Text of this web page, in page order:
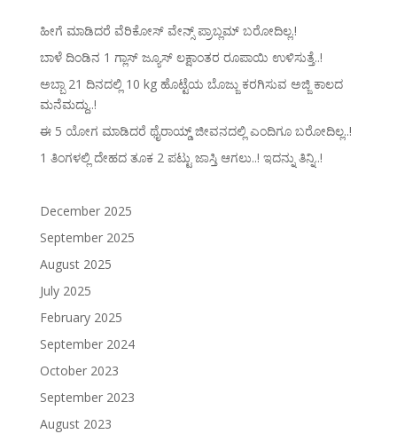
ಹೀಗೆ ಮಾಡಿದರೆ ವೆರಿಕೋಸ್‌ ವೇನ್ಸ್‌ ಪ್ರಾಬ್ಲಮ್‌ ಬರೋದಿಲ್ಲ.!
ಬಾಳೆ ದಿಂಡಿನ 1 ಗ್ಲಾಸ್ ಜ್ಯೂಸ್ ಲಕ್ಷಾಂತರ ರೂಪಾಯಿ ಉಳಿಸುತ್ತೆ..!
ಅಬ್ಬಾ 21 ದಿನದಲ್ಲಿ 10 kg ಹೊಟ್ಟೆಯ ಬೊಜ್ಜು ಕರಗಿಸುವ ಅಜ್ಜಿ ಕಾಲದ
ಮನೆಮದ್ದು..!
ಈ 5 ಯೋಗ ಮಾಡಿದರೆ ಥೈರಾಯ್ಡ್‌ ಜೀವನದಲ್ಲಿ ಎಂದಿಗೂ ಬರೋದಿಲ್ಲ..!
1 ತಿಂಗಳಲ್ಲಿ ದೇಹದ ತೂಕ 2 ಪಟ್ಟು ಜಾಸ್ತಿ ಆಗಲು..! ಇದನ್ನು ತಿನ್ನಿ..!
December 2025
September 2025
August 2025
July 2025
February 2025
September 2024
October 2023
September 2023
August 2023